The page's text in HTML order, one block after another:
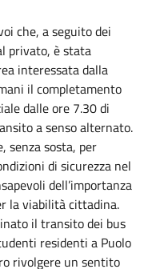
che, a seguito dei
privato, è stata
interessata dalla
il completamento
dalle ore 7.30 di
a senso alternato.
senza sosta, per
di sicurezza nel
dell’importanza
la viabilità cittadina.
il transito dei bus
residenti a Puolo
rivolgere un sentito